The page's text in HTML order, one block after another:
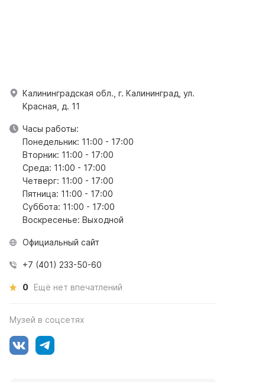
Калининградская обл., г. Калининград, ул.
Красная, д. 11
Часы работы:
Понедельник: 11:00 - 17:00
Вторник: 11:00 - 17:00
Среда: 11:00 - 17:00
Четверг: 11:00 - 17:00
Пятница: 11:00 - 17:00
Суббота: 11:00 - 17:00
Воскресенье: Выходной
Официальный сайт
+7 (401) 233-50-60
0 Ещё нет впечатлений
Музей в соцсетях